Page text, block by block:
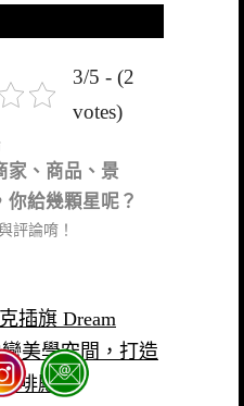
3/5 - (2
votes)
家、商品、景
你給幾顆星呢？
評論唷！
插旗 Dream
美學空間，打造
啡殿堂